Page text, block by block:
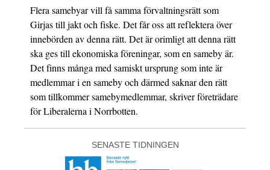
Flera samebyar vill få samma förvaltningsrätt som
Girjas till jakt och fiske. Det får oss att reflektera över
innebörden av denna rätt. Det är orimligt att denna rätt
ska ges till ekonomiska föreningar, som en sameby är.
Det finns många med samiskt ursprung som inte är
medlemmar i en sameby och därmed saknar den rätt
som tillkommer samebymedlemmar, skriver företrädare
för Liberalerna i Norrbotten.
SENASTE TIDNINGEN